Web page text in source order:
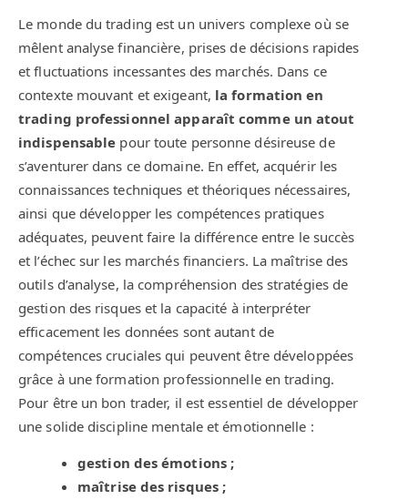
Le monde du trading est un univers complexe où se
mêlent analyse financière, prises de décisions rapides
et fluctuations incessantes des marchés. Dans ce
contexte mouvant et exigeant, la formation en
trading professionnel apparaît comme un atout
indispensable pour toute personne désireuse de
s’aventurer dans ce domaine. En effet, acquérir les
connaissances techniques et théoriques nécessaires,
ainsi que développer les compétences pratiques
adéquates, peuvent faire la différence entre le succès
et l’échec sur les marchés financiers. La maîtrise des
outils d’analyse, la compréhension des stratégies de
gestion des risques et la capacité à interpréter
efficacement les données sont autant de
compétences cruciales qui peuvent être développées
grâce à une formation professionnelle en trading.
Pour être un bon trader, il est essentiel de développer
une solide discipline mentale et émotionnelle :
gestion des émotions ;
maîtrise des risques ;